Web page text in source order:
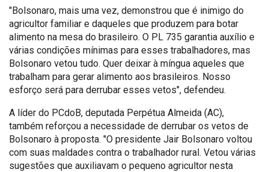
"Bolsonaro, mais uma vez, demonstrou que é inimigo do
agricultor familiar e daqueles que produzem para botar
alimento na mesa do brasileiro. O PL 735 garantia auxílio e
várias condições mínimas para esses trabalhadores, mas
Bolsonaro vetou tudo. Quer deixar à míngua aqueles que
trabalham para gerar alimento aos brasileiros. Nosso
esforço será para derrubar esses vetos", defendeu.
A líder do PCdoB, deputada Perpétua Almeida (AC),
também reforçou a necessidade de derrubar os vetos de
Bolsonaro à proposta. "O presidente Jair Bolsonaro voltou
com suas maldades contra o trabalhador rural. Vetou várias
sugestões que auxiliavam o pequeno agricultor nesta